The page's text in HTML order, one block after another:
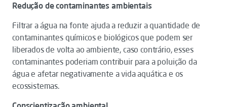
Redução de contaminantes ambientais
Filtrar a água na fonte ajuda a reduzir a quantidade de
contaminantes químicos e biológicos que podem ser
liberados de volta ao ambiente, caso contrário, esses
contaminantes poderiam contribuir para a poluição da
água e afetar negativamente a vida aquática e os
ecossistemas.